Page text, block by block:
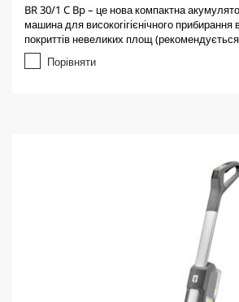
0
з
5
і
BR 30/1 C Bp – це нова компактна
машина для високогігієнічного прибирання
покриттів невеликих площ
Порівняти